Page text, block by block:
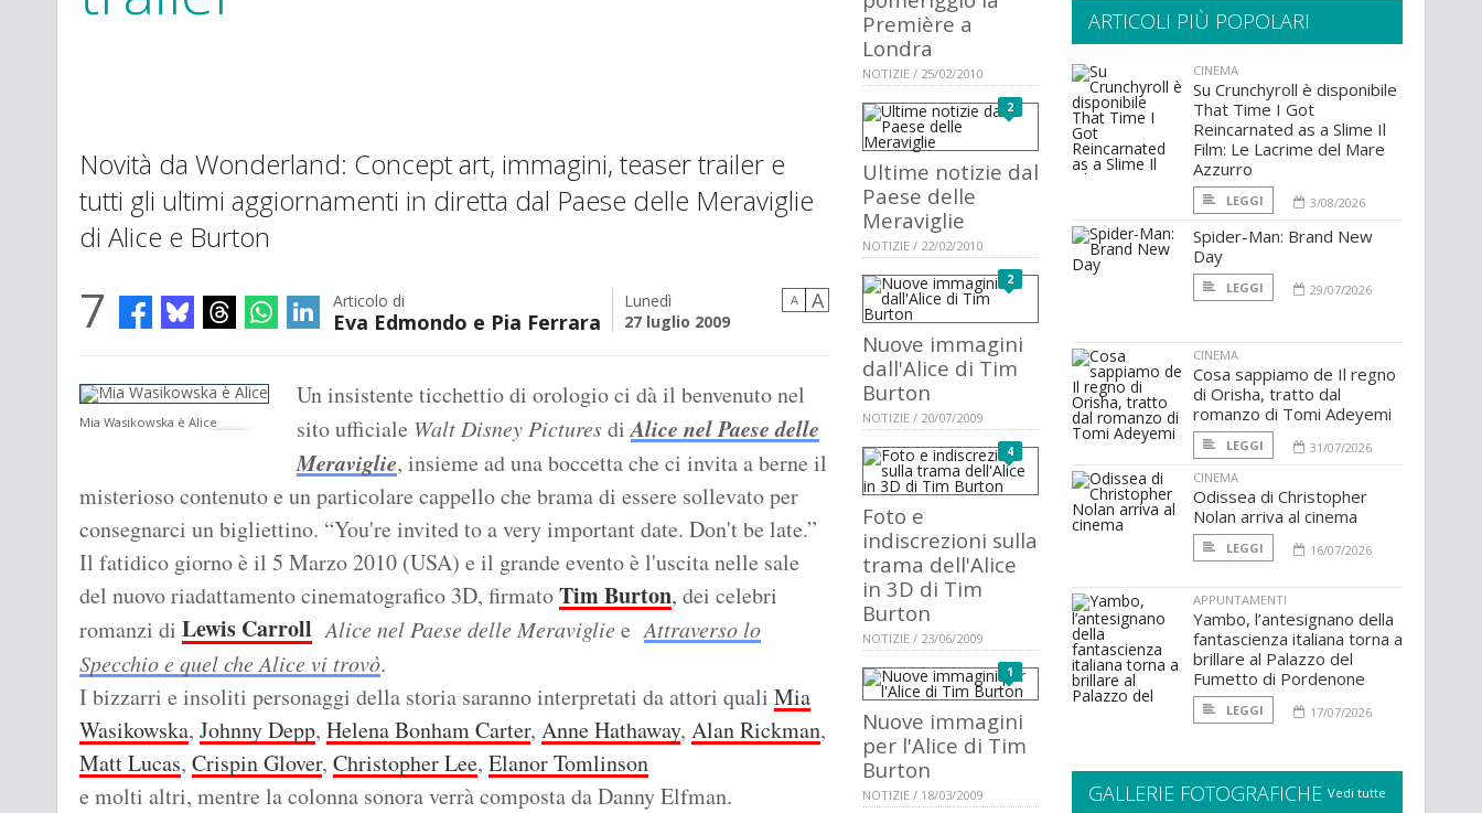
Novità da Wonderland: Concept art, immagini, teaser trailer e
tutti gli ultimi aggiornamenti in diretta dal Paese delle Meraviglie
di Alice e Burton
7 Articolo di
Eva Edmondo e Pia Ferrara
Lunedì
27 luglio 2009
A A
Mia Wasikowska è Alice
Un insistente ticchettio di orologio ci dà il benvenuto nel
sito ufficiale Walt Disney PicturesdiAlice nel Paese delle
Meraviglie, insieme ad una boccetta che ci invita a berne il
misterioso contenuto e un particolare cappello che brama di essere sollevato per
consegnarci un bigliettino. “You're invited to a very important date. Don't be late.”
Il fatidico giorno è il 5 Marzo 2010 (USA) e il grande evento è l'uscita nelle sale
del nuovo riadattamento cinematografico 3D, firmatoTim Burton, dei celebri
romanzi di Lewis Carroll Alice nel Paese delle Meraviglie eAttraverso lo
Specchio e quel che Alice vi trovò.
I bizzarri e insoliti personaggi della storia saranno interpretati da attori quali Mia
Wasikowska, Johnny Depp, Helena Bonham Carter, Anne Hathaway, Alan Rickman,
Matt Lucas, Crispin Glover, Christopher Lee, Elanor Tomlinson
e molti altri, mentre la colonna sonora verrà composta da Danny Elfman.
Première a
Londra
NOTIZIE / 25/02/2010
2
Ultime notizie dal
Paese delle
Meraviglie
NOTIZIE / 22/02/2010
2
Nuove immagini
dall'Alice di Tim
Burton
NOTIZIE / 20/07/2009
4
Foto e
indiscrezioni sulla
trama dell'Alice
in 3D di Tim
Burton
NOTIZIE / 23/06/2009
1
Nuove immagini
per l'Alice di Tim
Burton
NOTIZIE / 18/03/2009
ARTICOLI PIÙ POPOLARI
CINEMA
Su Crunchyroll è disponibile
That Time I Got
Reincarnated as a Slime Il
Film: Le Lacrime del Mare
Azzurro
LEGGI 3/08/2026
Spider-Man: Brand New
Day
LEGGI 29/07/2026
CINEMA
Cosa sappiamo de Il regno
di Orisha, tratto dal
romanzo di Tomi Adeyemi
LEGGI
31/07/2026
CINEMA
Odissea di Christopher
Nolan arriva al cinema
LEGGI 16/07/2026
APPUNTAMENTI
Yambo, l’antesignano della
fantascienza italiana torna a
brillare al Palazzo del
Fumetto di Pordenone
LEGGI 17/07/2026
GALLERIE FOTOGRAFICHE Vedi tutte